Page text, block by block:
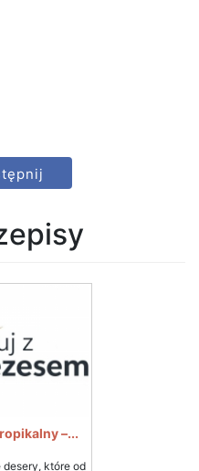
–...
desery, które od